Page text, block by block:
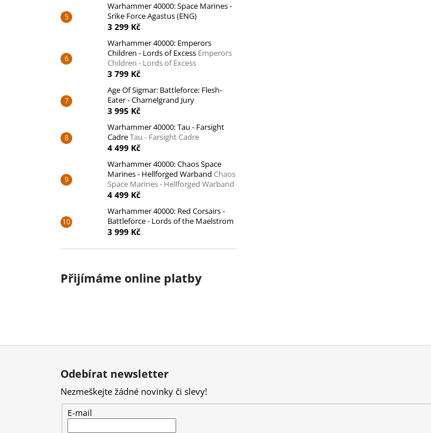
Warhammer 40000: Space Marines -
Srike Force Agastus (ENG)
3 299 Kč
Warhammer 40000: Emperors
Children - Lords of Excess Emperors
Children - Lords of Excess
3 799 Kč
Age Of Sigmar: Battleforce: Flesh-
Eater - Charnelgrand Jury
3 995 Kč
Warhammer 40000: Tau - Farsight
CadreTau - Farsight Cadre
4 499 Kč
Warhammer 40000: Chaos Space
Marines - Hellforged Warband Chaos
Space Marines - Hellforged Warband
4 499 Kč
Warhammer 40000: Red Corsairs -
Battleforce - Lords of the Maelstrom
3 999 Kč
Přijímáme online platby
Z
Odebírat newsletter
Nezmeškejte žádné novinky či slevy!
E-mail